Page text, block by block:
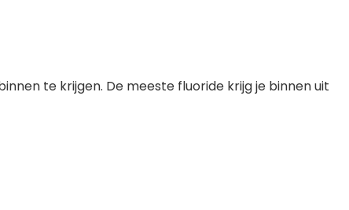
te krijgen. De meeste fluoride krijg je binnen uit